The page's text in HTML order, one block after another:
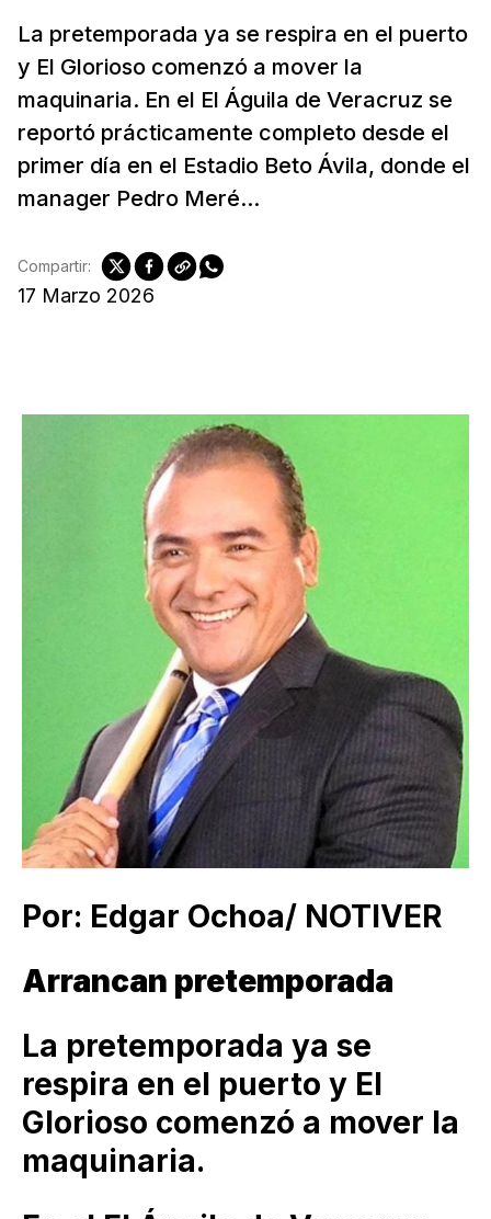
La pretemporada ya se respira en el puerto
y El Glorioso comenzó a mover la
maquinaria. En el El Águila de Veracruz se
reportó prácticamente completo desde el
primer día en el Estadio Beto Ávila, donde el
manager Pedro Meré...
17 Marzo 2026
Compartir:
Por: Edgar Ochoa/ NOTIVER
Arrancan pretemporada
La pretemporada ya se
respira en el puerto y El
Glorioso comenzó a mover la
maquinaria.